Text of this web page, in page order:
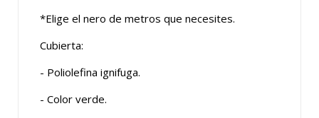
*Elige el nero de metros que necesites.
Cubierta:
- Poliolefina ignifuga.
- Color verde.